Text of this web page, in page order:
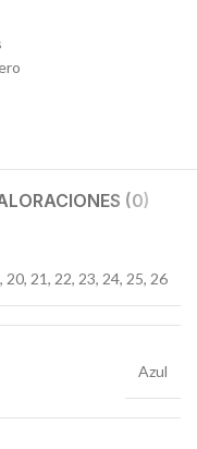
(0)
, 20, 21, 22, 23, 24, 25, 26
Azul